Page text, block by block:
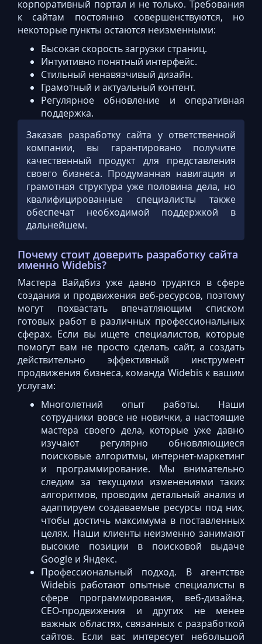
корпоративный портал и не только. Требования
к сайтам постоянно совершенствуются, но
некоторые пункты остаются неизменными:
Высокая скорость загрузки страниц.
Интуитивно понятный интерфейс.
Стильный ненавязчивый дизайн.
Грамотный и актуальный контент.
Регулярное обновление и оперативная
поддержка.
Заказав разработку сайта у ответственной
компании, вы гарантировано получите
качественный продукт для представления
своего бизнеса. Продуманная навигация и
грамотная структура уже половина дела, но
квалифицированные специалисты также
обеспечат необходимой поддержкой в
дальнейшем.
Почему стоит доверить разработку сайта
именно Widebis?
Мастера Вайдбиз уже давно трудятся в сфере
создания и продвижения веб-ресурсов, поэтому
могут похвастать впечатляющим списком
готовых работ в различных профессиональных
сферах. Если вы ищете специалистов, которые
помогут вам не просто сделать сайт, а создать
действительно эффективный инструмент
продвижения бизнеса, команда Widebis к вашим
услугам:
Многолетний опыт работы. Наши
сотрудники вовсе не новички, а настоящие
мастера своего дела, которые уже давно
изучают регулярно обновляющиеся
поисковые алгоритмы, интернет-маркетинг
и программирование. Мы внимательно
следим за текущими изменениями таких
алгоритмов, проводим детальный анализ и
адаптируем создаваемые ресурсы под них,
чтобы достичь максимума в поставленных
целях. Наши клиенты неизменно занимают
высокие позиции в поисковой выдаче
Google и Яндекс.
Профессиональный подход. В агентстве
Widebis работают опытные специалисты в
сфере программирования, веб-дизайна,
СЕО-продвижения и других не менее
важных областях, связанных с разработкой
сайтов. Если вас интересует небольшой